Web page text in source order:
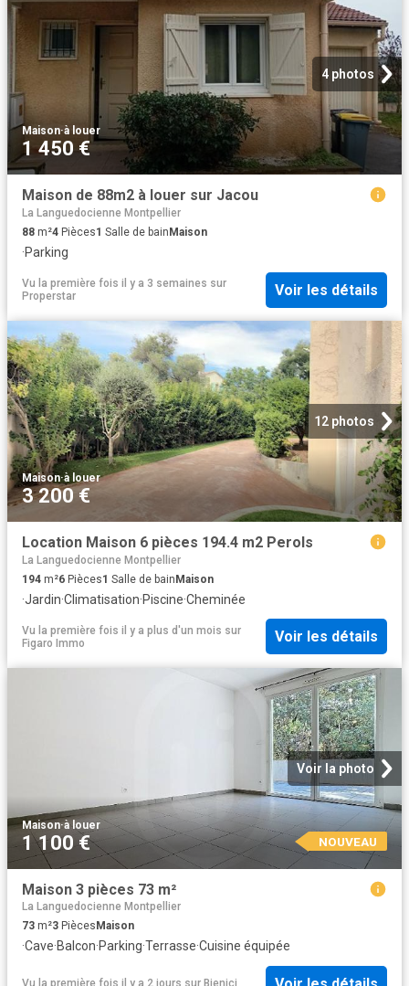
4 photos
Maison·à louer
1 450 €
Maison de 88m2 à louer sur Jacou
La Languedocienne Montpellier
88 m²4 Pièces1 Salle de bain Maison
·Parking
Vu la première fois il y a 3 semaines sur
Properstar
Voir les détails
12 photos
Maison·à louer
3 200 €
Location Maison 6 pièces 194.4 m2 Perols
La Languedocienne Montpellier
194 m²6 Pièces1 Salle de bainMaison
·Jardin·Climatisation·Piscine·Cheminée
Vu la première fois il y a plus d'un mois sur
Figaro Immo
Voir les détails
Voir la photo
Maison·à louer
1 100 € NOUVEAU
Maison 3 pièces 73 m²
La Languedocienne Montpellier
73 m²3 Pièces Maison
·Cave·Balcon·Parking·Terrasse·Cuisine équipée